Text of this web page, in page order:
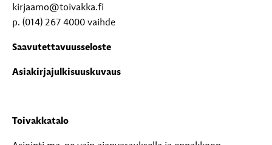
kirjaamo@toivakka.fi
p. (014) 267 4000 vaihde
Saavutettavuusseloste
Asiakirjajulkisuuskuvaus
Toivakkatalo